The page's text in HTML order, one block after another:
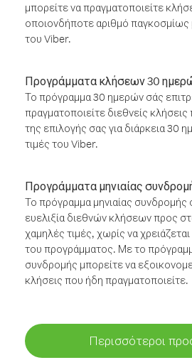
μπορείτε να πραγματοποιείτε
οποιονδήποτε αριθμό παγκοσμίως
του Viber.
Προγράμματα κλήσεων 30
Το πρόγραμμα 30 ημερών σάς
πραγματοποιείτε διεθνείς
της επιλογής σας για διάρκεια 30
τιμές του Viber.
Προγράμματα μηνιαίας
Το πρόγραμμα μηνιαίας
ευελιξία διεθνών κλήσεων προς
χαμηλές τιμές, χωρίς να
του προγράμματος. Με το
συνδρομής μπορείτε να
κλήσεις που ήδη πραγματοποιείτε.
Περισσότεροι